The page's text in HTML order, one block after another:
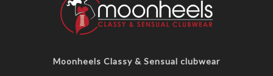
Moonheels Classy & Sensual clubwear